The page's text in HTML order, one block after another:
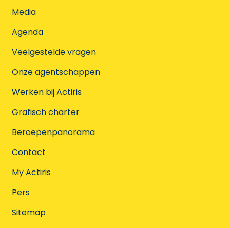
Media
Agenda
Veelgestelde vragen
Onze agentschappen
Werken bij Actiris
Grafisch charter
Beroepenpanorama
Contact
My Actiris
Pers
Sitemap